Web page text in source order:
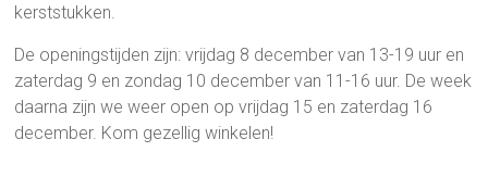
kerststukken.
De openingstijden zijn: vrijdag 8 december van 13-19 uur en
zaterdag 9 en zondag 10 december van 11-16 uur. De week
daarna zijn we weer open op vrijdag 15 en zaterdag 16
december. Kom gezellig winkelen!